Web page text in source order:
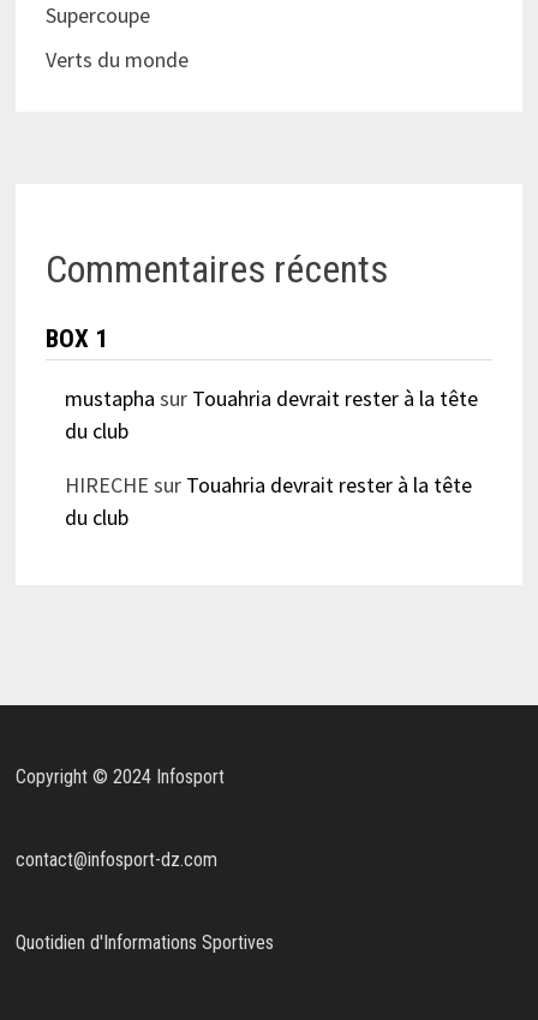
Supercoupe
Verts du monde
Commentaires récents
BOX 1
mustapha sur Touahria devrait rester à la tête
du club
HIRECHE sur Touahria devrait rester à la tête
du club
Copyright © 2024 Infosport
contact@infosport-dz.com
Quotidien d'Informations Sportives